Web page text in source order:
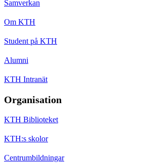
Samverkan
Om KTH
Student på KTH
Alumni
KTH Intranät
Organisation
KTH Biblioteket
KTH:s skolor
Centrumbildningar